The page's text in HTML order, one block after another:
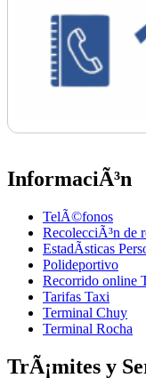
InformaciÃ³n
TelÃ©fonos
RecolecciÃ³n de
EstadÃ­sticas
Polideportivo
Recorrido online
Tarifas Taxi
Terminal Chuy
Terminal Rocha
TrÃ¡mites y